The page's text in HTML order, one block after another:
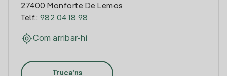
27400 Monforte De Lemos
Telf.: 982 04 18 98
Com arribar-hi
Truca'ns